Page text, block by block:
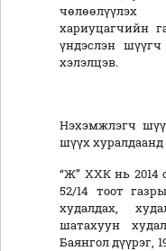
хариуцагчийн
үндэслэн
хэлэлцэв.
Нэхэмжлэгч
шүүх хуралдаанд
“Ж” ХХК нь 2014
52/14 тоот
худалдах,
шатахуун
Баянгол дүүрэг,